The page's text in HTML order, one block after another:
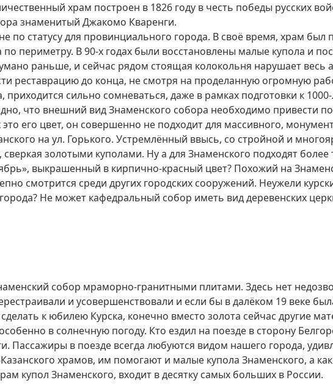
храм построен в 1826 году в честь победы русских
знаменитый Джакомо Кваренги.
по статусу для провинциального города. В своё время, храм был
периметру. В 90-х годах были восстановлены малые купола и
раньше, и сейчас рядом стоящая колокольня нарушает весь
реставрацию до конца, не смотря на проделанную огромную
сильно сомневаться, даже в рамках подготовки к
что внешний вид Знаменского собора необходимо привести
его цвет, он совершенно не подходит для массивного,
на ул. Горького. Устремлённый ввысь, со стройной и
сверкая золотыми куполами. Ну а для Знаменского подходят
выкрашенный в кирпично-красный цвет? Похожий на
смотрится среди других городских сооружений. Неужели
Не может кафедральный собор иметь вид деревенских
собор мраморно-гранитными плитами. Здесь нет
и усовершенствовали и если бы в далёком 19 веке
к юбилею Курска, конечно вместо золота сейчас другие
в солнечную погоду. Кто ездил на поезде в сторону
Пассажиры в поезде всегда любуются видом нашего города,
Казанского храмов, им помогают и малые купола Знаменского, а
купол Знаменского, входит в десятку самых больших в России.